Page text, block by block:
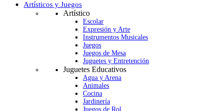
Artísticos y Juegos
Artístico
Escolar
Expresión y Arte
Instrumentos Musicales
Juegos
Juegos de Mesa
Juguetes y Entretención
Juguetes Educativos
Agua y Arena
Animales
Cocina
Jardinería
Juegos de Rol